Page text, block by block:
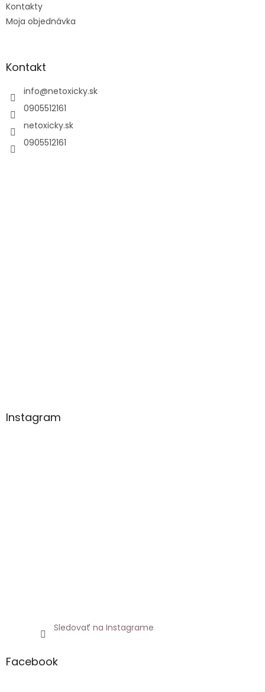
Kontakty
Moja objednávka
Kontakt
info@netoxicky.sk
0905512161
netoxicky.sk
0905512161
Instagram
Sledovať na Instagrame
Facebook